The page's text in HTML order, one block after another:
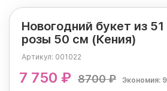
Новогодний букет из
розы 50 см (Кения)
Артикул: 001022
7 750 ₽ 8700 ₽ Экономия: